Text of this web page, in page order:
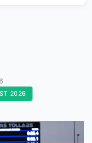
2026